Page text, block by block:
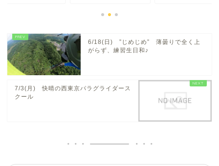
6/18(日) ”じめじめ” 薄曇りで全く上
がらず、練習生日和♪
7/3(月) 快晴の西東京パラグライダース
クール